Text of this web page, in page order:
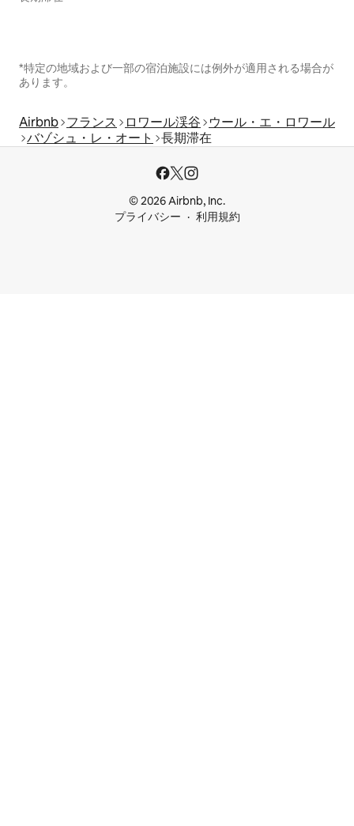
*特定の地域および一部の宿泊施設には例外が適用される場合が
あります。
Airbnb フランス ロワール渓谷
ウール・エ・ロワール
バゾシュ・レ・オート
長期滞在
© 2026 Airbnb, Inc.
プライバシー
利用規約